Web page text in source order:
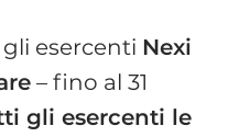
esercenti Nexi
– fino al 31
gli esercenti le